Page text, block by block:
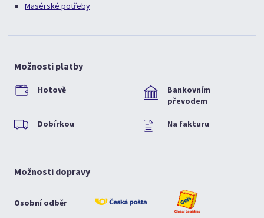
Masérské potřeby
Možnosti platby
Hotově
Bankovním
převodem
Dobírkou Na fakturu
Možnosti dopravy
Osobní odběr